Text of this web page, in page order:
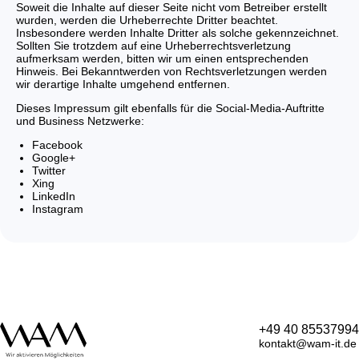
Soweit die Inhalte auf dieser Seite nicht vom Betreiber erstellt
wurden, werden die Urheberrechte Dritter beachtet.
Insbesondere werden Inhalte Dritter als solche gekennzeichnet.
Sollten Sie trotzdem auf eine Urheberrechtsverletzung
aufmerksam werden, bitten wir um einen entsprechenden
Hinweis. Bei Bekanntwerden von Rechtsverletzungen werden
wir derartige Inhalte umgehend entfernen.
Dieses Impressum gilt ebenfalls für die Social-Media-Auftritte
und Business Netzwerke:
Facebook
Google+
Twitter
Xing
LinkedIn
Instagram
+49 40 85537994
kontakt@wam-it.de